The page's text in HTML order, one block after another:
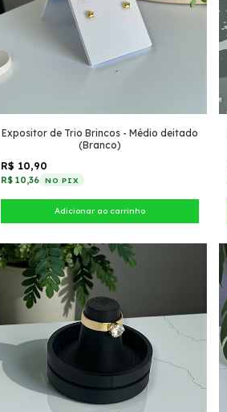
Expositor de Trio Brincos - Médio deitado
(Branco)
R$ 10,90
R$ 10,36 NO PIX